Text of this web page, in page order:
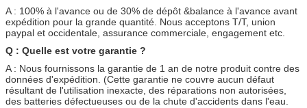
A : 100% à l'avance ou de 30% de dépôt &balance à l'avance avant
expédition pour la grande quantité. Nous acceptons T/T, union
paypal et occidentale, assurance commerciale, engagement etc.
Q : Quelle est votre garantie ?
A : Nous fournissons la garantie de 1 an de notre produit contre des
données d'expédition. (Cette garantie ne couvre aucun défaut
résultant de l'utilisation inexacte, des réparations non autorisées,
des batteries défectueuses ou de la chute d'accidents dans l'eau.